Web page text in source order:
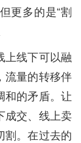
更多的是“割
上线下可以融
流量的转移伴
和的矛盾。让
成交、线上卖
割。在过去的